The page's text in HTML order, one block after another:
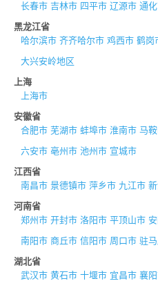
长春市 吉林市 四平市 辽源市 通
黑龙江省
哈尔滨市 齐齐哈尔市 鸡西市 鹤岗
大兴安岭地区
上海
上海市
安徽省
合肥市 芜湖市 蚌埠市 淮南市 马
六安市 亳州市 池州市 宣城市
江西省
南昌市 景德镇市 萍乡市 九江市
河南省
郑州市 开封市 洛阳市 平顶山市
南阳市 商丘市 信阳市 周口市 驻
湖北省
武汉市 黄石市 十堰市 宜昌市 襄